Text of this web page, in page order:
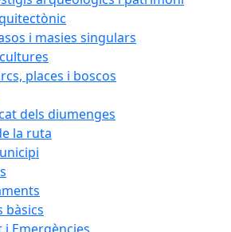
i masies singulars
places i boscos
dels diumenges
la ruta
bàsics